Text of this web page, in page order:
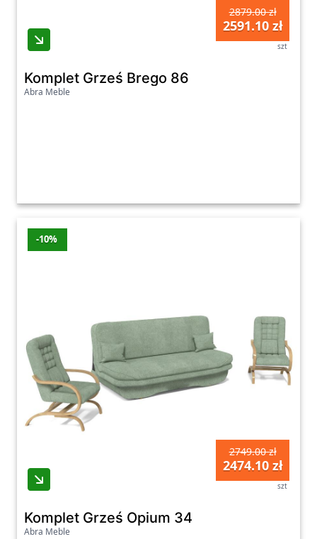
2879.00 zł
2591.10 zł
szt
Komplet Grześ Brego 86
Abra Meble
-10%
2749.00 zł
2474.10 zł
szt
Komplet Grześ Opium 34
Abra Meble